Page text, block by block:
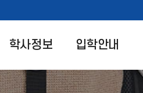
학사정보 입학안내